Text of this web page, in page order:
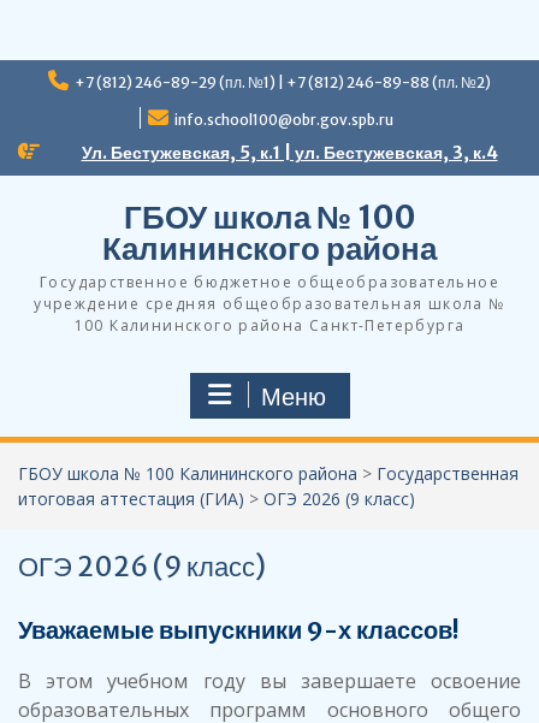
Перейти
+7 (812) 246-89-29 (пл. №1) | +7 (812) 246-89-88 (пл. №2)
info.school100@obr.gov.spb.ru
Ул. Бестужевская, 5, к.1 | ул. Бестужевская, 3, к.4
ГБОУ школа № 100
Калининского района
Государственное бюджетное общеобразовательное
учреждение средняя общеобразовательная школа №
100 Калининского района Санкт-Петербурга
Меню
ГБОУ школа № 100 Калининского района > Государственная
итоговая аттестация (ГИА) > ОГЭ 2026 (9 класс)
ОГЭ 2026 (9 класс)
Уважаемые выпускники 9-х классов!
В этом учебном году вы завершаете освоение
образовательных программ основного общего